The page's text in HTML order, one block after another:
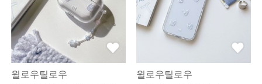
윌로우틸로우 윌로우틸로우